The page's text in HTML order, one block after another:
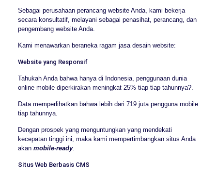
Sebagai perusahaan perancang website Anda, kami bekerja
secara konsultatif, melayani sebagai penasihat, perancang, dan
pengembang website Anda.
Kami menawarkan beraneka ragam jasa desain website:
Website yang Responsif
Tahukah Anda bahwa hanya di Indonesia, penggunaan dunia
online mobile diperkirakan meningkat 25% tiap-tiap tahunnya?.
Data memperlihatkan bahwa lebih dari 719 juta pengguna mobile
tiap tahunnya.
Dengan prospek yang menguntungkan yang mendekati
kecepatan tinggi ini, maka kami mempertimbangkan situs Anda
akan mobile-ready.
Situs Web Berbasis CMS